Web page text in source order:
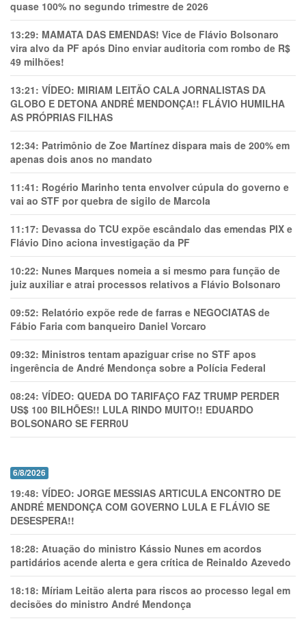
quase 100% no segundo trimestre de 2026
13:29: MAMATA DAS EMENDAS! Vice de Flávio Bolsonaro
vira alvo da PF após Dino enviar auditoria com rombo de R$
49 milhões!
13:21: VÍDEO: MIRIAM LEITÃO CALA JORNALISTAS DA
GLOBO E DETONA ANDRÉ MENDONÇA!! FLÁVIO HUMILHA
AS PRÓPRIAS FILHAS
12:34: Patrimônio de Zoe Martínez dispara mais de 200% em
apenas dois anos no mandato
11:41: Rogério Marinho tenta envolver cúpula do governo e
vai ao STF por quebra de sigilo de Marcola
11:17: Devassa do TCU expõe escândalo das emendas PIX e
Flávio Dino aciona investigação da PF
10:22: Nunes Marques nomeia a si mesmo para função de
juiz auxiliar e atrai processos relativos a Flávio Bolsonaro
09:52: Relatório expõe rede de farras e NEGOCIATAS de
Fábio Faria com banqueiro Daniel Vorcaro
09:32: Ministros tentam apaziguar crise no STF apos
ingerência de André Mendonça sobre a Polícia Federal
08:24: VÍDEO: QUEDA DO TARIFAÇO FAZ TRUMP PERDER
US$ 100 BILHÕES!! LULA RINDO MUITO!! EDUARDO
BOLSONARO SE FERR0U
6/8/2026
19:48: VÍDEO: JORGE MESSIAS ARTICULA ENCONTRO DE
ANDRÉ MENDONÇA COM GOVERNO LULA E FLÁVIO SE
DESESPERA!!
18:28: Atuação do ministro Kássio Nunes em acordos
partidários acende alerta e gera crítica de Reinaldo Azevedo
18:18: Míriam Leitão alerta para riscos ao processo legal em
decisões do ministro André Mendonça